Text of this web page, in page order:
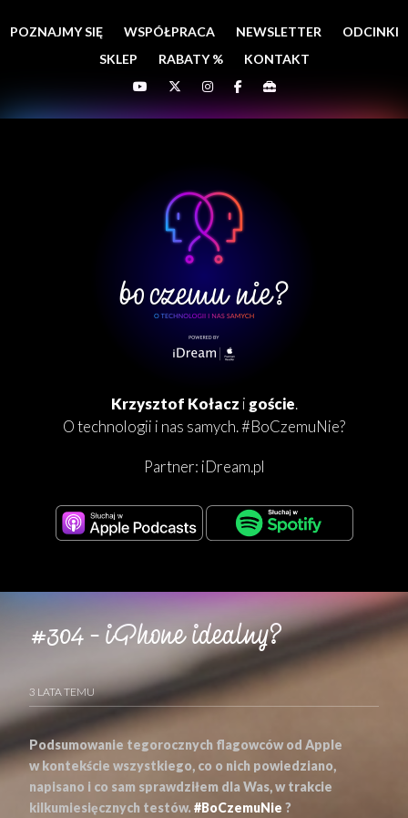
POZNAJMY SIĘ WSPÓŁPRACA NEWSLETTER
ODCINKI
SKLEP
RABATY % KONTAKT
Krzysztof Kołacz i goście.
O technologii i nas samych. #BoCzemuNie?
Partner: iDream.pl
#304 – iPhone idealny?
3 LATA TEMU
Podsumowanie tegorocznych flagowców od Apple
w kontekście wszystkiego, co o nich powiedziano,
napisano i co sam sprawdziłem dla Was, w trakcie
kilkumiesięcznych testów. #BoCzemuNie ?